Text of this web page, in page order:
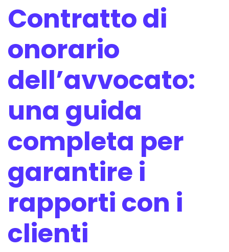
Contratto di
onorario
dell’avvocato:
una guida
completa per
garantire i
rapporti con i
clienti